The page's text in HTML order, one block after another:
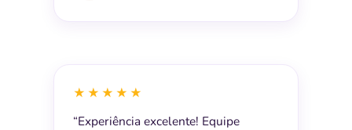
★★★★★
“Experiência excelente! Equipe